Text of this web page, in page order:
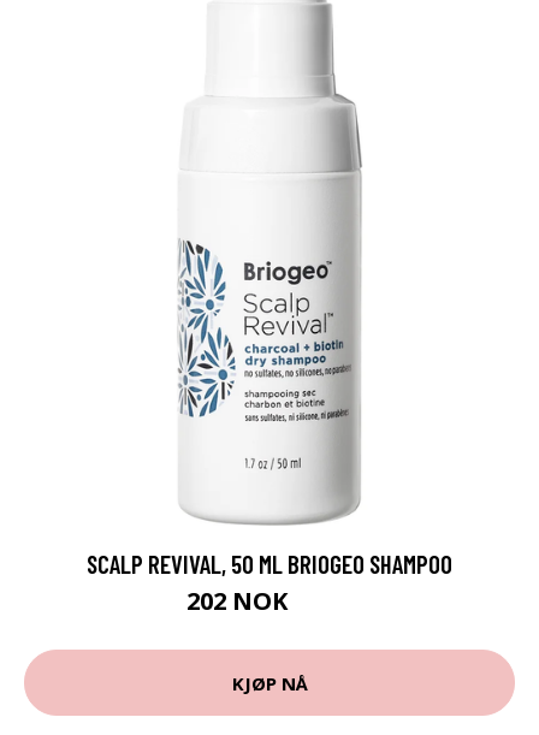
SCALP REVIVAL, 50 ML BRIOGEO SHAMPOO
202 NOK
KJØP NÅ